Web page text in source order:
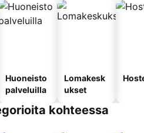
Huoneisto
palveluilla
Lomakesk
ukset
kohteessa